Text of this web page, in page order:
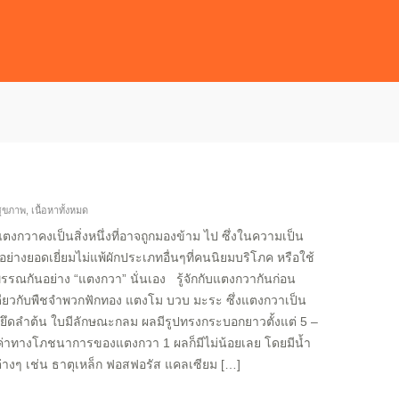
ขภาพ, เนื้อหาทั้งหมด
กวาคงเป็นสิ่งหนึ่งที่อาจถูกมองข้าม ไป ซึ่งในความเป็น
างยอดเยี่ยมไม่แพ้ผักประเภทอื่นๆที่คนนิยมบริโภค หรือใช้
รรณกันอย่าง “แตงกวา” นั่นเอง รู้จักกับแตงกวากันก่อน
วกับพืชจำพวกฟักทอง แตงโม บวบ มะระ ซึ่งแตงกวาเป็น
ดลำต้น ใบมีลักษณะกลม ผลมีรูปทรงกระบอกยาวตั้งแต่ 5 –
โภชนาการของแตงกวา 1 ผลก็มีไม่น้อยเลย โดยมีน้ำ
งๆ เช่น ธาตุเหล็ก ฟอสฟอรัส แคลเซียม […]